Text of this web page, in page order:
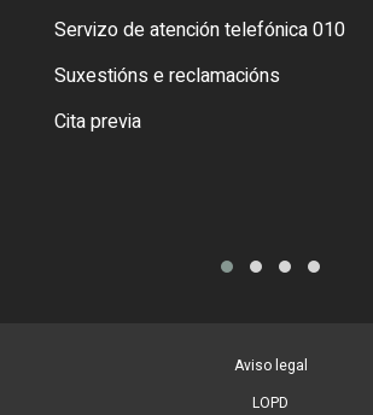
Servizo de atención telefónica 010
Suxestións e reclamacións
Cita previa
Aviso legal
LOPD